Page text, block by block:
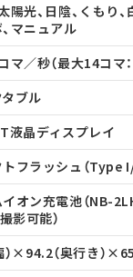
陽光、日陰、くもり
マニュアル
マ／秒（最大14コマ
ブル
液晶ディスプレイ
フラッシュ（Type
オン充電池（NB-
影可能）
）×94.2（奥行き）